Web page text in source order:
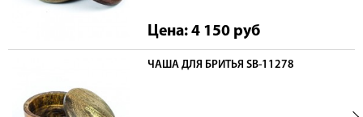
Цена: 4 150 руб
ЧАША ДЛЯ БРИТЬЯ SB-11278